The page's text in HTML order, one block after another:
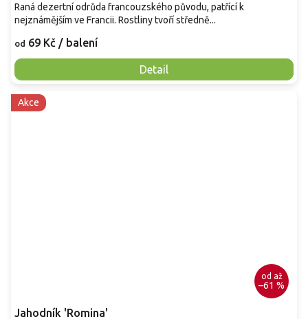
od 69 Kč / balení
Detail
Raná dezertní odrůda francouzského původu, patřící k
nejznámějším ve Francii. Rostliny tvoří středně...
Akce
od až
–61 %
Jahodník 'Romina'